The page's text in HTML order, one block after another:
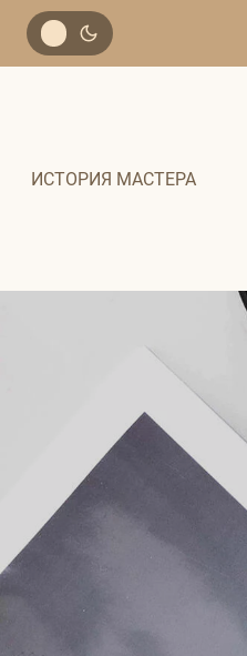
Перейти
содержанию
ИСТОРИЯ МАСТЕРА